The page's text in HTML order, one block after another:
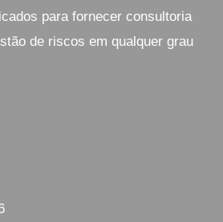
para fornecer consultoria
de riscos em qualquer grau